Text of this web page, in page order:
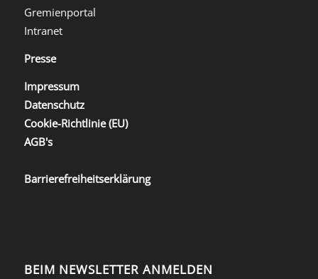
Gremienportal
Intranet
Presse
Impressum
Datenschutz
Cookie-Richtlinie (EU)
AGB's
Barrierefreiheitserklärung
BEIM NEWSLETTER ANMELDEN